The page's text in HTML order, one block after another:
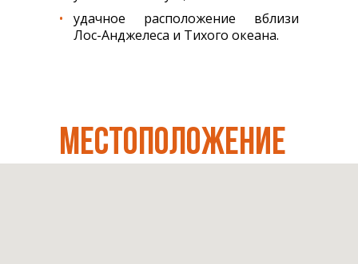
удачное расположение вблизи
Лос-Анджелеса и Тихого океана.
МЕСТОПОЛОЖЕНИЕ